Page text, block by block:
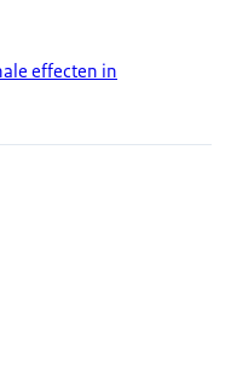
effecten in